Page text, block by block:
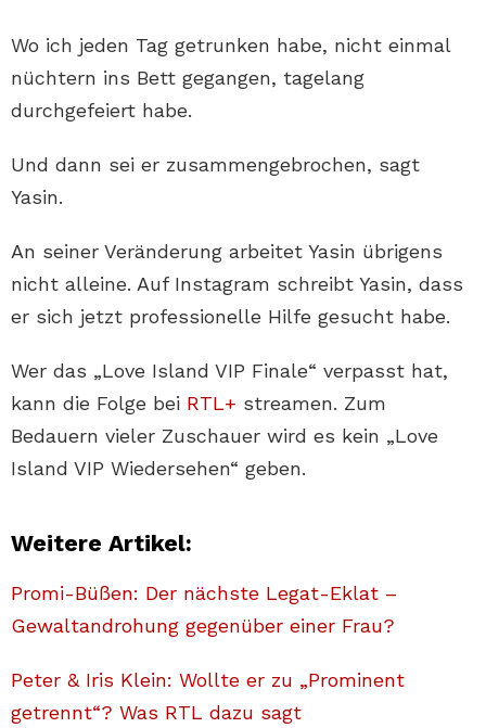
Wo ich jeden Tag getrunken habe, nicht einmal
nüchtern ins Bett gegangen, tagelang
durchgefeiert habe.
Und dann sei er zusammengebrochen, sagt
Yasin.
An seiner Veränderung arbeitet Yasin übrigens
nicht alleine. Auf Instagram schreibt Yasin, dass
er sich jetzt professionelle Hilfe gesucht habe.
Wer das „Love Island VIP Finale“ verpasst hat,
kann die Folge bei RTL+ streamen. Zum
Bedauern vieler Zuschauer wird es kein „Love
Island VIP Wiedersehen“ geben.
Weitere Artikel:
Promi-Büßen: Der nächste Legat-Eklat –
Gewaltandrohung gegenüber einer Frau?
Peter & Iris Klein: Wollte er zu „Prominent
getrennt“? Was RTL dazu sagt